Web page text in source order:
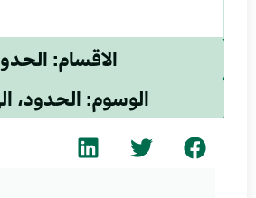
الاقسام:
الوسوم: الحدود،